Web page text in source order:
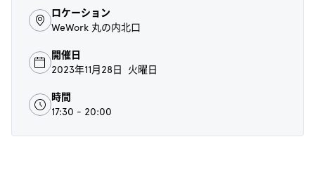
ロケーション
WeWork 丸の内北口
開催日
2023年11月28日 火曜日
時間
17:30 - 20:00